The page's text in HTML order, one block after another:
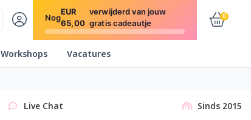
Nog
EUR
65,00
verwijderd van jouw
gratis cadeautje
0
Workshops Vacatures
Live Chat Sinds 2015